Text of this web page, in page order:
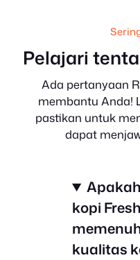
Pelajari
Ada pertanyaan
membantu Anda!
pastikan untuk
dapat
kopi
kualitas